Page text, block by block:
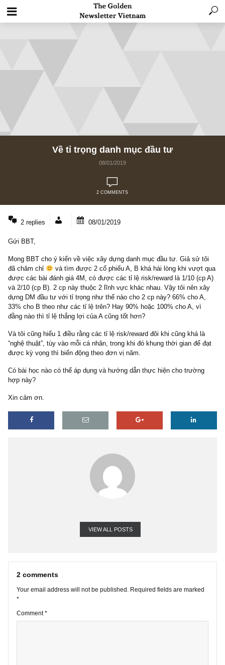
Về tỉ trọng danh mục đầu tư
2 replies
Gửi BBT,
Mong BBT cho ý kiến về việc xây dựng danh mục đầu tư. Giả sử
đã chăm chỉ
và tìm được 2 cổ phiếu A, B khá hài lòng khi
được các bài đánh giá 4M, có được các tỉ lệ risk/reward là 1/10
và 2/10 (cp B). 2 cp này thuộc 2 lĩnh vực khác nhau. Vậy tôi nên
dựng DM đầu tư với tỉ trọng như thế nào cho 2 cp này? 66% cho
33% cho B theo như các tỉ lệ trên? Hay 90% hoặc 100% cho A, vì
đằng nào thì tỉ lệ thắng lợi của A cũng tốt hơn?
Và tôi cũng hiểu 1 điều rằng các tỉ lệ risk/reward đôi khi cũng khá
“nghệ thuật”, tùy vào mỗi cá nhân, trong khi đó khung thời gian để
Có bài học nào có thể áp dụng và hướng dẫn thực hiện cho
hợp này?
VIEW ALL POSTS